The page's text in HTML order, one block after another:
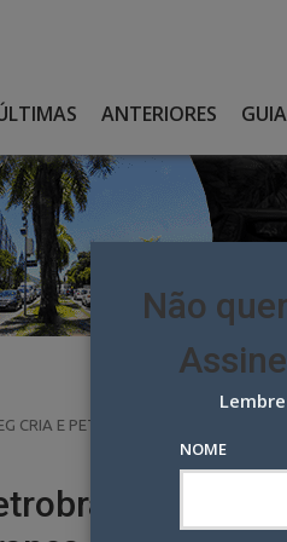
ANTERIORES
CRIA E PETROBRAS LANÇA
lança
Não
NOME